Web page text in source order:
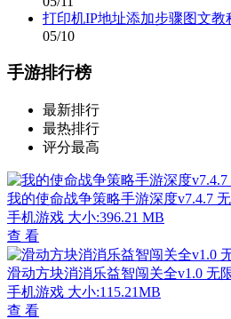
打印机IP地址添加步骤图文教
05/10
手游排行榜
最新排行
最热排行
评分最高
我的使命战争策略手游深度v7.4.7
手机游戏 大小:396.21 MB
查 看
滑动方块消消乐益智闯关全v1.0 无
手机游戏 大小:115.21MB
查 看